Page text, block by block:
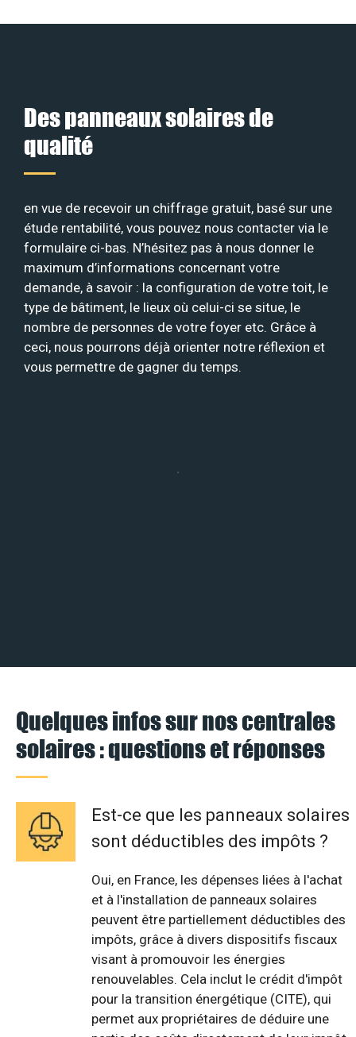
Des panneaux solaires de
qualité
en vue de recevoir un chiffrage gratuit, basé sur une
étude rentabilité, vous pouvez nous contacter via le
formulaire ci-bas. N’hésitez pas à nous donner le
maximum d’informations concernant votre
demande, à savoir : la configuration de votre toit, le
type de bâtiment, le lieux où celui-ci se situe, le
nombre de personnes de votre foyer etc. Grâce à
ceci, nous pourrons déjà orienter notre réflexion et
vous permettre de gagner du temps.
Quelques infos sur nos centrales
solaires : questions et réponses
Est-ce que les panneaux solaires
sont déductibles des impôts ?
Oui, en France, les dépenses liées à l'achat
et à l'installation de panneaux solaires
peuvent être partiellement déductibles des
impôts, grâce à divers dispositifs fiscaux
visant à promouvoir les énergies
renouvelables. Cela inclut le crédit d'impôt
pour la transition énergétique (CITE), qui
permet aux propriétaires de déduire une